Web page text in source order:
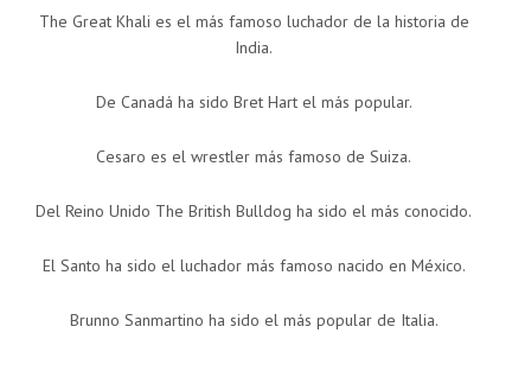
The Great Khali es el más famoso luchador de la historia de
India.
De Canadá ha sido Bret Hart el más popular.
Cesaro es el wrestler más famoso de Suiza.
Del Reino Unido The British Bulldog ha sido el más conocido.
El Santo ha sido el luchador más famoso nacido en México.
Brunno Sanmartino ha sido el más popular de Italia.